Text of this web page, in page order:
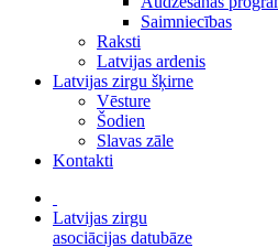
Saimniecības
Raksti
Latvijas ardenis
Latvijas zirgu šķirne
Vēsture
Šodien
Slavas zāle
Kontakti
Latvijas zirgu
asociācijas datubāze